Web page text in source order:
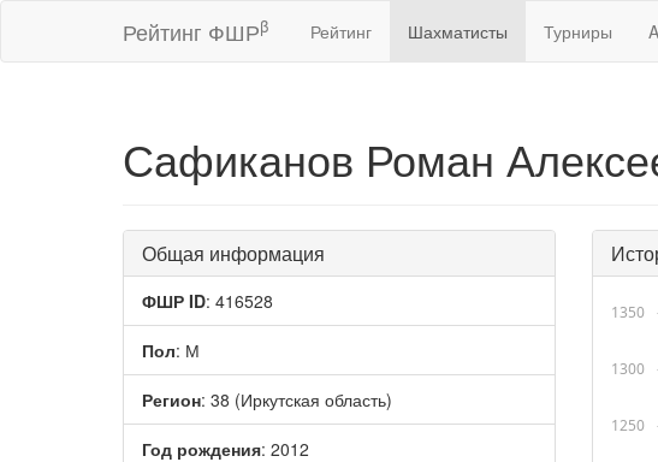
Рейтинг ФШРβ Рейтинг Шахматисты Турниры
Сафиканов Роман
Общая информация
ФШР ID: 416528
Пол: М
Регион: 38 (Иркутская область)
Год рождения: 2012
1250
1300
1350